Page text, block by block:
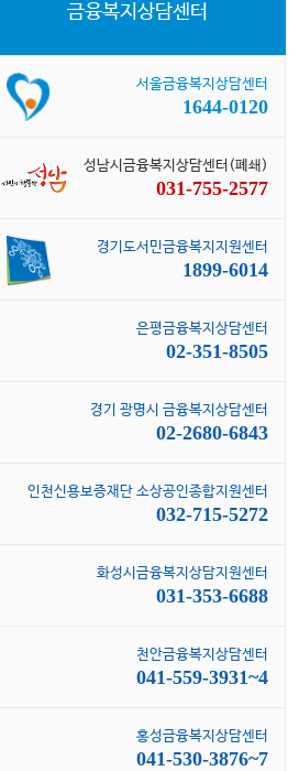
금융복지상담센터
서울금융복지상담센터
1644-0120
성남시금융복지상담센터(폐쇄)
031-755-2577
경기도서민금융복지지원센터
1899-6014
은평금융복지상담센터
02-351-8505
경기 광명시 금융복지상담센터
02-2680-6843
인천신용보증재단 소상공인종합지원센터
032-715-5272
화성시금융복지상담지원센터
031-353-6688
천안금융복지상담센터
041-559-3931~4
홍성금융복지상담센터
041-530-3876~7